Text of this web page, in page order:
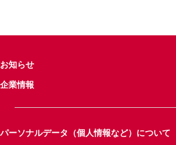
お知らせ
企業情報
パーソナルデータ（個人情報など）について